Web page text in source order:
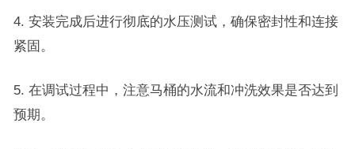
4. 安装完成后进行彻底的水压测试，确保密封性和连接
紧固。
5. 在调试过程中，注意马桶的水流和冲洗效果是否达到
预期。